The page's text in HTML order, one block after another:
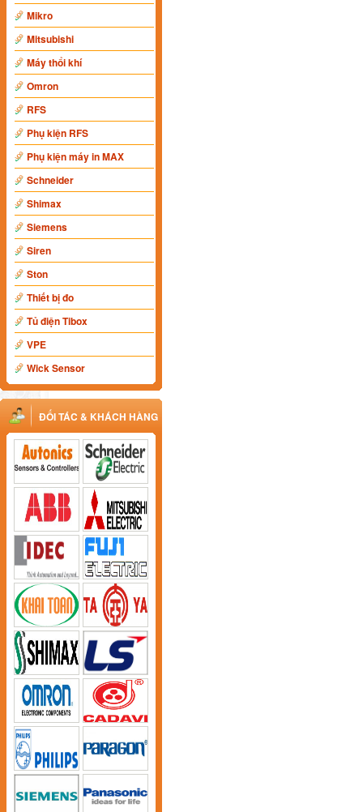
Mikro
Mitsubishi
Máy thổi khí
Omron
RFS
Phụ kiện RFS
Phụ kiện máy in MAX
Schneider
Shimax
Siemens
Siren
Ston
Thiết bị đo
Tủ điện Tibox
VPE
Wick Sensor
ĐỐI TÁC & KHÁCH HÀNG